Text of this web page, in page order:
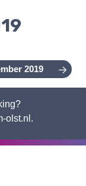
2019
olst.nl.